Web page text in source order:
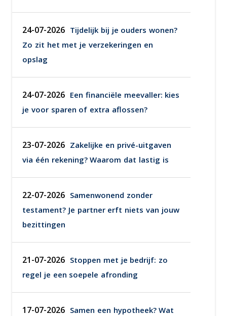
24-07-2026 Tijdelijk bij je ouders wonen?
Zo zit het met je verzekeringen en
opslag
24-07-2026 Een financiële meevaller: kies
je voor sparen of extra aflossen?
23-07-2026 Zakelijke en privé-uitgaven
via één rekening? Waarom dat lastig is
22-07-2026 Samenwonend zonder
testament? Je partner erft niets van jouw
bezittingen
21-07-2026 Stoppen met je bedrijf: zo
regel je een soepele afronding
17-07-2026 Samen een hypotheek? Wat